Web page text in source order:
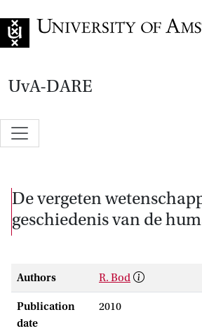
UvA-DARE
De vergeten
geschiedenis van de
Authors R. Bod
Publication
date
2010